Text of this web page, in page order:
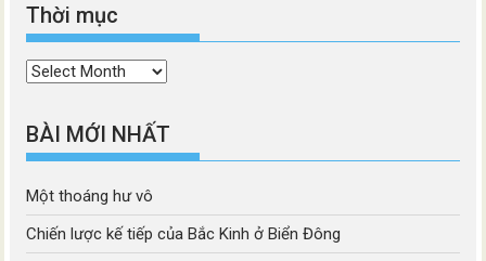
Thời mục
Thời
BÀI MỚI NHẤT
Một thoáng hư vô
Chiến lược kế tiếp của Bắc Kinh ở Biển Đông